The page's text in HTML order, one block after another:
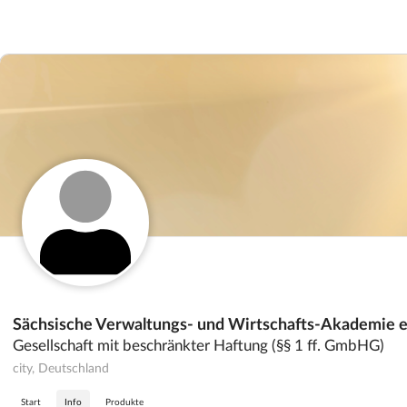
Sächsische Verwaltungs- und Wirtschafts-Akademie
Gesellschaft mit beschränkter Haftung (§§ 1 ff. GmbHG)
city, Deutschland
Start Info Produkte